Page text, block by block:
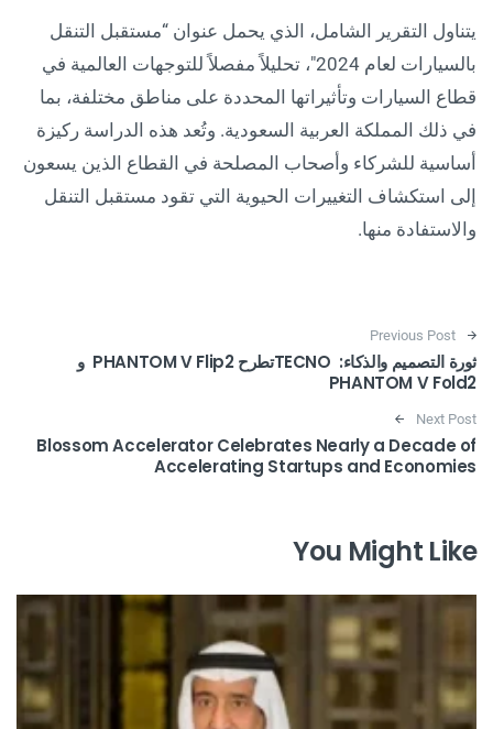
يتناول التقرير الشامل، الذي يحمل عنوان “مستقبل التنقل
بالسيارات لعام 2024″، تحليلاً مفصلاً للتوجهات العالمية في
قطاع السيارات وتأثيراتها المحددة على مناطق مختلفة، بما
في ذلك المملكة العربية السعودية. وتُعد هذه الدراسة ركيزة
أساسية للشركاء وأصحاب المصلحة في القطاع الذين يسعون
إلى استكشاف التغييرات الحيوية التي تقود مستقبل التنقل
والاستفادة منها.
Post navigation
Previous Post
ثورة التصميم والذكاء: TECNOتطرح PHANTOM V Flip2 و
PHANTOM V Fold2
Next Post
Blossom Accelerator Celebrates Nearly a Decade of
Accelerating Startups and Economies
You Might Like